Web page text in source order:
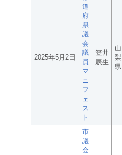
2025年5月2日
道
府
県
議
会
議
員
マ
ニ
フ
ェ
ス
ト
笠井
辰生
山
梨
県
市
議
会